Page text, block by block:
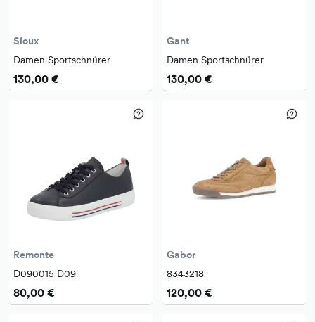
Sioux
Damen Sportschnürer
130,00 €
Gant
Damen Sportschnürer
130,00 €
Remonte
D090015 D09
80,00 €
Gabor
8343218
120,00 €